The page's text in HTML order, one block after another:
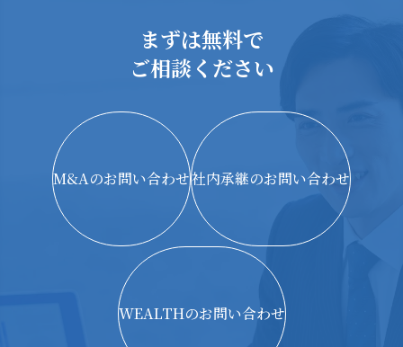
まずは無料で
ご相談ください
M&Aのお問い合わせ社内承継のお問い合わせ
WEALTHのお問い合わせ